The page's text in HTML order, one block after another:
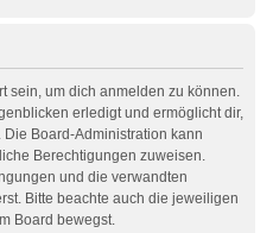
sein, um dich anmelden zu können.
erledigt und ermöglicht dir,
Board-Administration kann
Berechtigungen zuweisen.
und die verwandten
Bitte beachte auch die jeweiligen
Board bewegst.